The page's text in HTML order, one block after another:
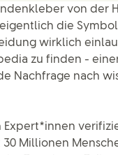
von der
die
wirklich
zu finden -
Nachfrage nach
30 Millionen